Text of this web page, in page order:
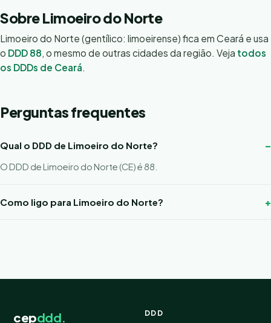
Sobre Limoeiro do Norte
Limoeiro do Norte (gentílico: limoeirense) fica em Ceará e usa
o DDD 88, o mesmo de outras cidades da região. Veja todos
os DDDs de Ceará.
Perguntas frequentes
Qual o DDD de Limoeiro do Norte?
O DDD de Limoeiro do Norte (CE) é 88.
Como ligo para Limoeiro do Norte?
cepddd. DDD